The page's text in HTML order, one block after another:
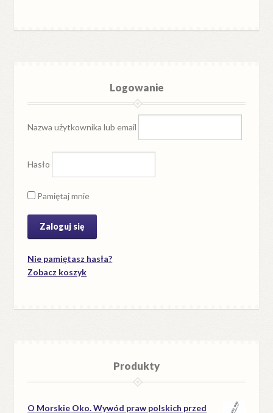
Logowanie
Nazwa użytkownika lub email
Hasło
Pamiętaj mnie
Nie pamiętasz hasła?
Zobacz koszyk
Produkty
O Morskie Oko. Wywód praw polskich przed